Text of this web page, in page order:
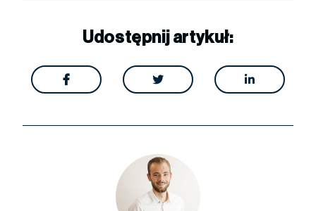
Udostępnij artykuł:
  